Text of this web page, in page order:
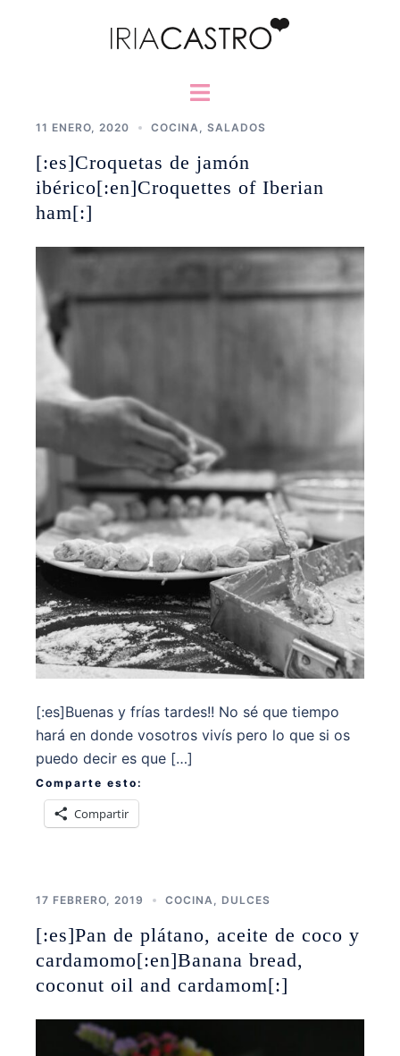
Alternar
11 ENERO, 2020 COCINA SALADOS
[:es]Croquetas de jamón
ibérico[:en]Croquettes of Iberian
ham[:]
[:es]Buenas y frías tardes!! No sé que tiempo
hará en donde vosotros vivís pero lo que si os
puedo decir es que […]
Comparte esto:
Compartir
17 FEBRERO, 2019 COCINA DULCES
[:es]Pan de plátano, aceite de coco y
cardamomo[:en]Banana bread,
coconut oil and cardamom[:]